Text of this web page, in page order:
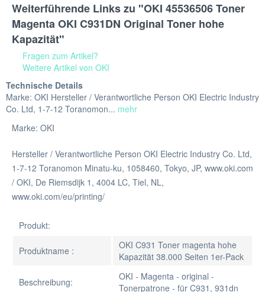
Weiterführende Links zu "OKI 45536506 Toner
Magenta OKI C931DN Original Toner hohe
Kapazität"
Fragen zum Artikel?
Weitere Artikel von OKI
Technische Details
Marke: OKI Hersteller / Verantwortliche Person OKI Electric Industry
Co. Ltd, 1-7-12 Toranomon... mehr
Marke: OKI
Hersteller / Verantwortliche Person OKI Electric Industry Co. Ltd,
1-7-12 Toranomon Minatu-ku, 1058460, Tokyo, JP, www.oki.com
/ OKI, De Riemsdijk 1, 4004 LC, Tiel, NL,
www.oki.com/eu/printing/
Produkt:
Produktname :
OKI C931 Toner magenta hohe
Kapazität 38.000 Seiten 1er-Pack
Beschreibung:
OKI - Magenta - original -
Tonerpatrone - für C931, 931dn